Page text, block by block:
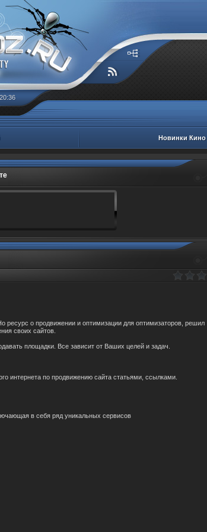
Новинки Кино
ресурс о продвижении и оптимизации для оптимизаторов, решил
своих сайтов.
площадки. Все зависит от Ваших целей и задач.
интернета по продвижению сайта статьями, ссылками.
в себя ряд уникальных сервисов